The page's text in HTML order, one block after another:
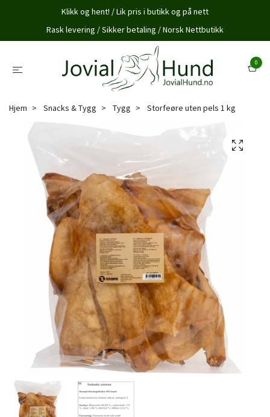
Klikk og hent! / Lik pris i butikk og på nett
Rask levering / Sikker betaling / Norsk Nettbutikk
0
Hjem Snacks & Tygg Tygg Storfeøre uten pels 1 kg